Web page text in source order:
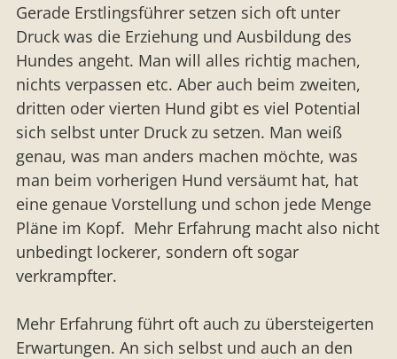
Gerade Erstlingsführer setzen sich oft unter
Druck was die Erziehung und Ausbildung des
Hundes angeht. Man will alles richtig machen,
nichts verpassen etc. Aber auch beim zweiten,
dritten oder vierten Hund gibt es viel Potential
sich selbst unter Druck zu setzen. Man weiß
genau, was man anders machen möchte, was
man beim vorherigen Hund versäumt hat, hat
eine genaue Vorstellung und schon jede Menge
Pläne im Kopf. Mehr Erfahrung macht also nicht
unbedingt lockerer, sondern oft sogar
verkrampfter.
Mehr Erfahrung führt oft auch zu übersteigerten
Erwartungen. An sich selbst und auch an den